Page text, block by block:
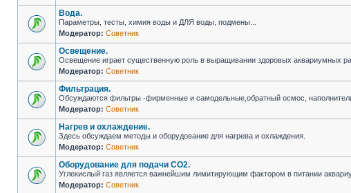
Вода.
Параметры, тесты, химия воды и ДЛЯ воды, подмены...
Модератор: Советник
Освещение.
Освещение играет существенную роль в выращивании здоровых аквариумных
Модератор: Советник
Фильтрация.
Обсуждаются фильтры -фирменные и самодельные,обратный осмос,
Модератор: Советник
Нагрев и охлаждение.
Здесь обсуждаем методы и оборудование для нагрева и охлаждения.
Модератор: Советник
Оборудование для подачи CO2.
Углекислый газ является важнейшим лимитирующим фактором в питании
Модератор: Советник